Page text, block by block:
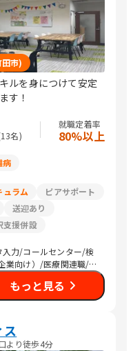
市)
ルを身につけて安定
す！
13名)
就職定着率
80%以上
病
ュラム
ピアサポート
送迎あり
支援併設
力/コールセンター/検
業向け）/医療関連職/清
もっと見る
ス
より徒歩4分